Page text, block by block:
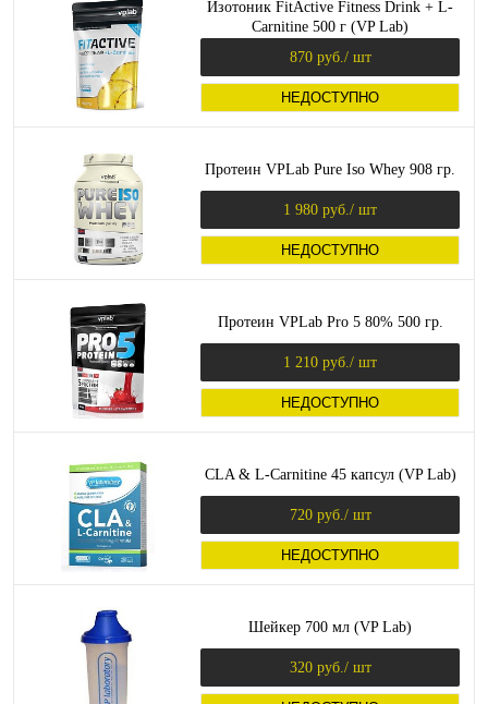
Изотоник FitActive Fitness Drink + L-
Carnitine 500 г (VP Lab)
870 руб. / шт
НЕДОСТУПНО
Протеин VPLab Pure Iso Whey 908 гр.
1 980 руб. / шт
НЕДОСТУПНО
Протеин VPLab Pro 5 80% 500 гр.
1 210 руб. / шт
НЕДОСТУПНО
CLA & L-Carnitine 45 капсул (VP Lab)
720 руб. / шт
НЕДОСТУПНО
Шейкер 700 мл (VP Lab)
320 руб. / шт